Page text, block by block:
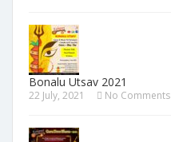
Bonalu Utsav 2021
22 July, 2021 No Comments